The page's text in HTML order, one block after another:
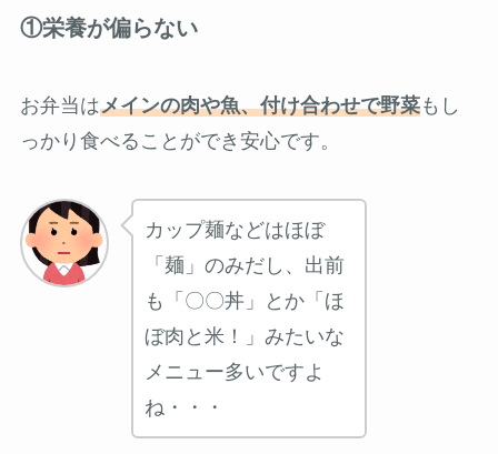
①栄養が偏らない
お弁当はメインの肉や魚、付け合わせで野菜もし
っかり食べることができ安心です。
カップ麺などはほぼ
「麺」のみだし、出前
も「〇〇丼」とか「ほ
ぼ肉と米！」みたいな
メニュー多いですよ
ね・・・